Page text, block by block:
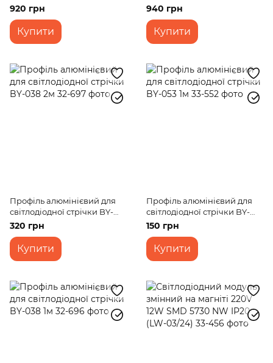
Output led
920 грн
Купити
940 грн
Купити
Профіль алюмінієвий для
світлодіодної стрічки BY-
038 2м
320 грн
Купити
Профіль алюмінієвий для
світлодіодної стрічки BY-
053 1м
150 грн
Купити